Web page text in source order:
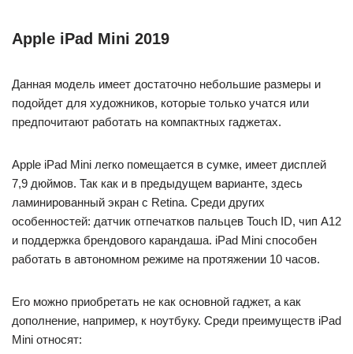
Apple iPad Mini 2019
Данная модель имеет достаточно небольшие размеры и
подойдет для художников, которые только учатся или
предпочитают работать на компактных гаджетах.
Apple iPad Mini легко помещается в сумке, имеет дисплей
7,9 дюймов. Так как и в предыдущем варианте, здесь
ламинированный экран с Retina. Среди других
особенностей: датчик отпечатков пальцев Touch ID, чип A12
и поддержка брендового карандаша. iPad Mini способен
работать в автономном режиме на протяжении 10 часов.
Его можно приобретать не как основной гаджет, а как
дополнение, например, к ноутбуку. Среди преимуществ iPad
Mini относят: